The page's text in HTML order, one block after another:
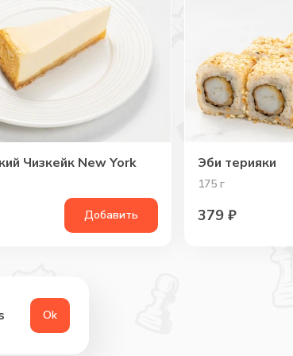
Чизкейк New York
Добавить
Эби терияки
175 г
379 ₽
Оk